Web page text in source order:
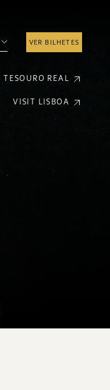
VER BILHETES
TESOURO REAL
VISIT LISBOA